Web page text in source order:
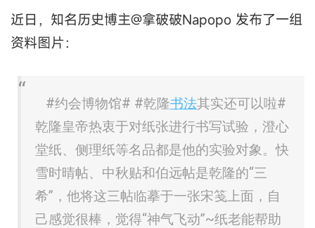
近日，知名历史博主@拿破破Napopo 发布了一组
资料图片：
#约会博物馆# #乾隆书法其实还可以啦#
乾隆皇帝热衷于对纸张进行书写试验，澄心
堂纸、侧理纸等名品都是他的实验对象。快
雪时晴帖、中秋贴和伯远帖是乾隆的“三
希”，他将这三帖临摹于一张宋笺上面，自
己感觉很棒，觉得“神气飞动”~纸老能帮助